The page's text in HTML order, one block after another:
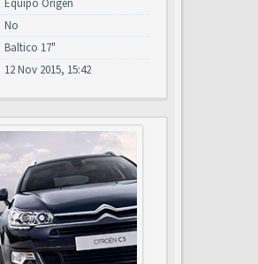
Equipo Origen
No
Baltico 17"
12 Nov 2015, 15:42